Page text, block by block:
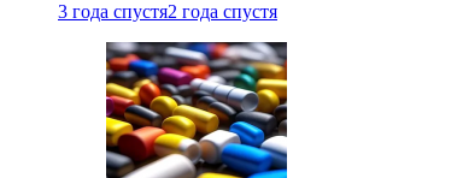
3 года спустя2 года спустя